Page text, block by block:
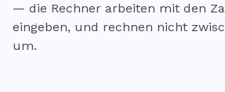
— die Rechner arbeiten mit den
eingeben, und rechnen nicht
um.